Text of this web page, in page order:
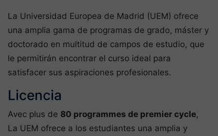
La Universidad Europea de Madrid (UEM) ofrece
una amplia gama de programas de grado, máster y
doctorado en multitud de campos de estudio, que
le permitirán encontrar el curso ideal para
satisfacer sus aspiraciones profesionales.
Licencia
Avec plus de 80 programmes de premier cycle,
La UEM ofrece a los estudiantes una amplia y